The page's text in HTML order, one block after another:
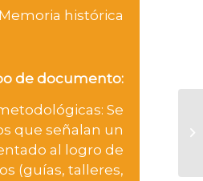
Memoria histórica
de documento:
Se
que señalan un
al logro de
(guías, talleres,